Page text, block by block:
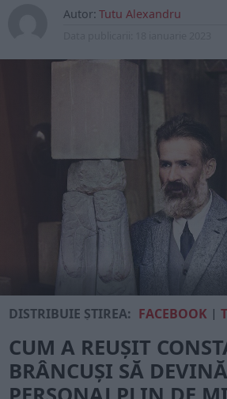
Autor: Tutu Alexandru
DISTRIBUIE ȘTIREA: FACEBOOK |
CUM A REUȘIT
BRÂNCUȘI SĂ